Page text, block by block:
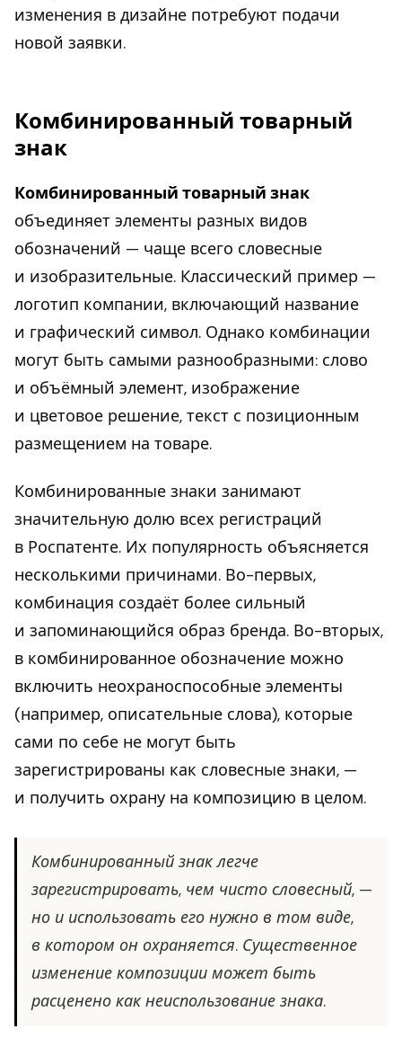
изменения в дизайне потребуют подачи
новой заявки.
Комбинированный товарный
знак
Комбинированный товарный знак
объединяет элементы разных видов
обозначений — чаще всего словесные
и изобразительные. Классический пример —
логотип компании, включающий название
и графический символ. Однако комбинации
могут быть самыми разнообразными: слово
и объёмный элемент, изображение
и цветовое решение, текст с позиционным
размещением на товаре.
Комбинированные знаки занимают
значительную долю всех регистраций
в Роспатенте. Их популярность объясняется
несколькими причинами. Во-первых,
комбинация создаёт более сильный
и запоминающийся образ бренда. Во-вторых,
в комбинированное обозначение можно
включить неохраноспособные элементы
(например, описательные слова), которые
сами по себе не могут быть
зарегистрированы как словесные знаки, —
и получить охрану на композицию в целом.
Комбинированный знак легче
зарегистрировать, чем чисто словесный, —
но и использовать его нужно в том виде,
в котором он охраняется. Существенное
изменение композиции может быть
расценено как неиспользование знака.